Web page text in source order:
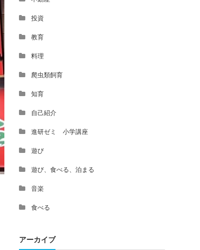
投資
教育
料理
爬虫類飼育
知育
自己紹介
進研ゼミ 小学講座
遊び
遊び、食べる、泊まる
音楽
食べる
アーカイブ